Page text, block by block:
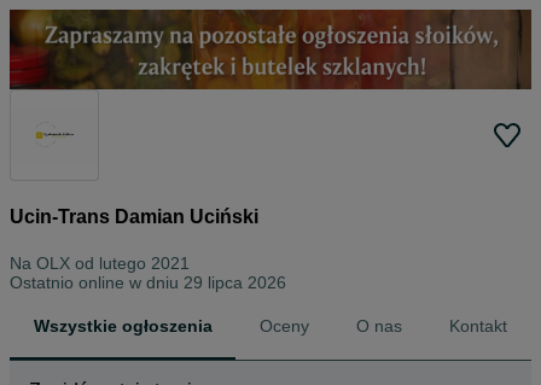
Ucin-Trans Damian Uciński
Na OLX od lutego 2021
Ostatnio online w dniu 29 lipca 2026
Wszystkie ogłoszenia Oceny O nas Kontakt